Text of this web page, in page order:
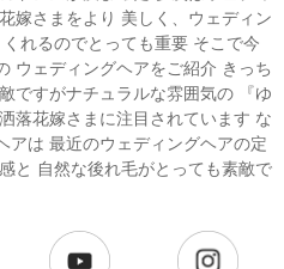
嫁さまをより 美しく、ウェディン
れるのでとっても重要 そこで今
ウェディングヘアをご紹介 きっち
ですがナチュラルな雰囲気の 『ゆ
落花嫁さまに注目されています な
アは 最近のウェディングヘアの定
と 自然な後れ毛がとっても素敵で